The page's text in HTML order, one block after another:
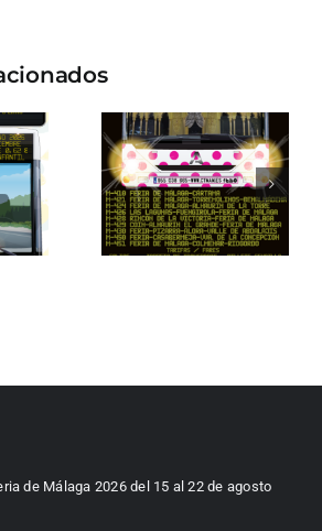
de Málaga 2026 del 15 al 22 de agosto